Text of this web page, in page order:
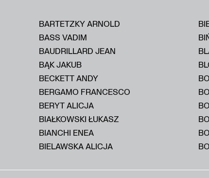
BARTETZKY ARNOLD
BASS VADIM
BAUDRILLARD JEAN
BĄK JAKUB
BECKETT ANDY
BERGAMO FRANCESCO
BERYT ALICJA
BIAŁKOWSKI ŁUKASZ
BIANCHI ENEA
BIELAWSKA ALICJA